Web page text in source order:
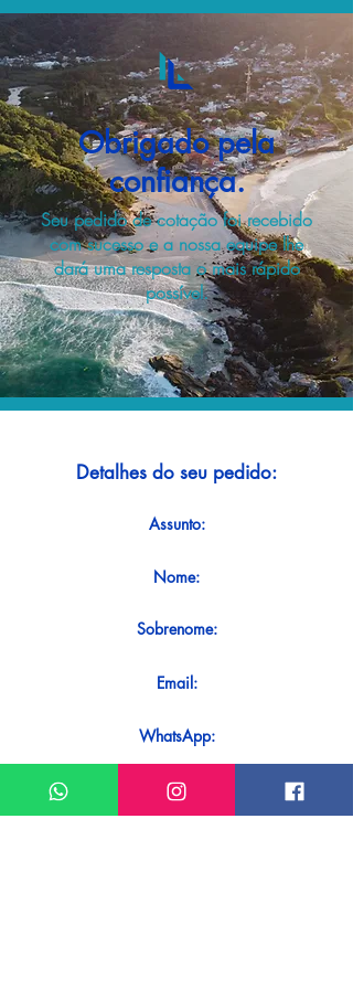
Obrigado pela
confiança.
Seu pedido de cotação foi recebido
com sucesso e a nossa equipe lhe
dará uma resposta o mais rápido
possível.
Detalhes do seu pedido:
Assunto:
Nome:
Sobrenome:
Email:
WhatsApp:
Mensagem: